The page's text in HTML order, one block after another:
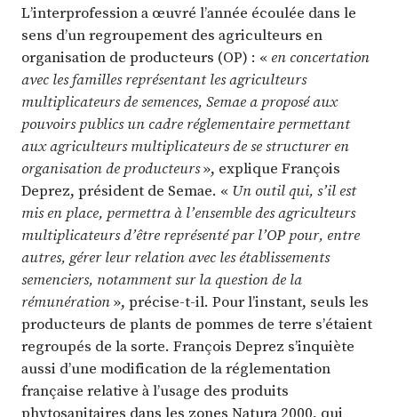
L’interprofession a œuvré l’année écoulée dans le
sens d’un regroupement des agriculteurs en
organisation de producteurs (OP) : « en concertation
avec les familles représentant les agriculteurs
multiplicateurs de semences, Semae a proposé aux
pouvoirs publics un cadre réglementaire permettant
aux agriculteurs multiplicateurs de se structurer en
organisation de producteurs», explique François
Deprez, président de Semae. « Un outil qui, s’il est
mis en place, permettra à l’ensemble des agriculteurs
multiplicateurs d’être représenté par l’OP pour, entre
autres, gérer leur relation avec les établissements
semenciers, notamment sur la question de la
rémunération», précise-t-il. Pour l’instant, seuls les
producteurs de plants de pommes de terre s’étaient
regroupés de la sorte. François Deprez s’inquiète
aussi d’une modification de la réglementation
française relative à l’usage des produits
phytosanitaires dans les zones Natura 2000, qui